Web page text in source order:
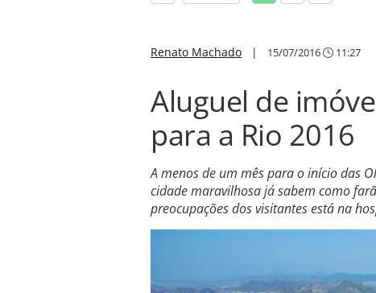
Renato Machado | 15/07/2016 11:27
Aluguel de
para a Rio 2016
A menos de um mês para o início das
cidade maravilhosa já sabem como
preocupações dos visitantes está na